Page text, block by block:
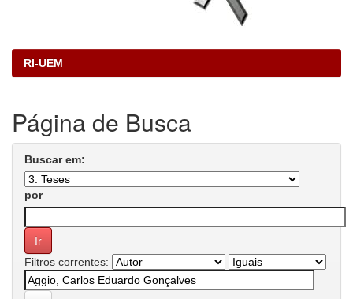
RI-UEM
Página de Busca
Buscar em:
por
Filtros correntes: